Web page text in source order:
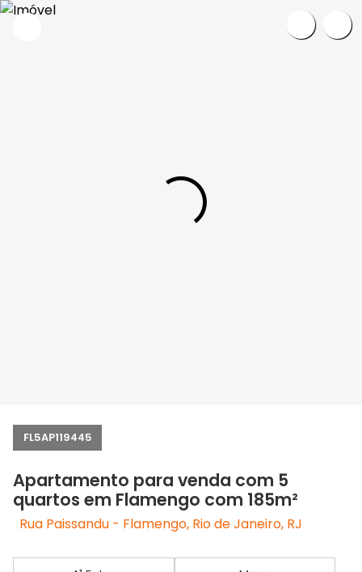
FL5AP119445
Apartamento para venda com 5
quartos em Flamengo com 185m²
Rua Paissandu - Flamengo, Rio de Janeiro, RJ